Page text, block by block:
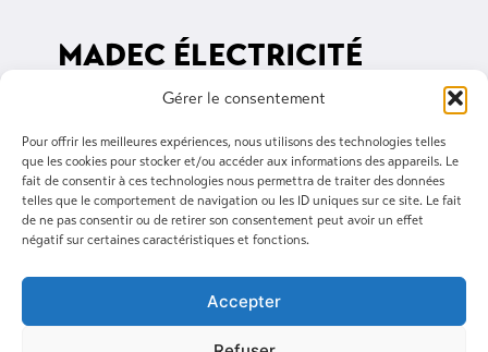
Gérer le consentement
Pour offrir les meilleures expériences, nous utilisons des technologies telles
que les cookies pour stocker et/ou accéder aux informations des appareils. Le
fait de consentir à ces technologies nous permettra de traiter des données
telles que le comportement de navigation ou les ID uniques sur ce site. Le fait
de ne pas consentir ou de retirer son consentement peut avoir un effet
négatif sur certaines caractéristiques et fonctions.
Accepter
MADEC ÉLECTRICITÉ
3 rue du Ponant, 29400 Landivisiau
02 98 68 03 34
madec@madec-elec.com
Suivez-nous sur Linkedin